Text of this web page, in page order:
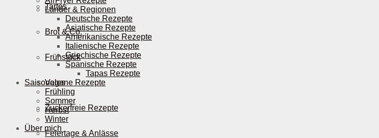
Tartes
Brot & Co.
Frühstück
Vegane Rezepte
Zuckerfreie Rezepte
Feiertage & Anlässe
Länder & Regionen
Deutsche Rezepte
Asiatische Rezepte
Amerikanische Rezepte
Italienische Rezepte
Griechische Rezepte
Spanische Rezepte
Tapas Rezepte
Saisonales
Frühling
Sommer
Herbst
Winter
Über mich